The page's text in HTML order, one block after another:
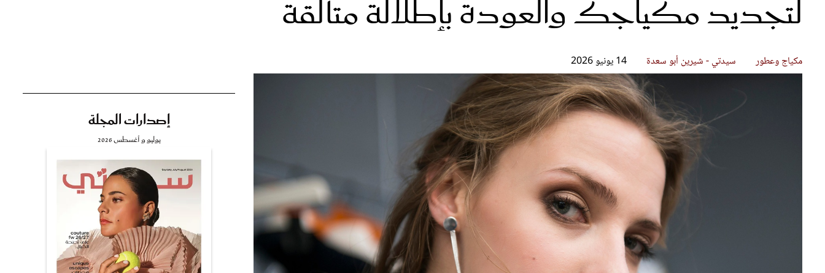
لتجديد مكياجك والعودة بإطلالة متألقة
مكياج وعطور سيدتي - شيرين أبو سعدة 14 يونيو 2026
إصدارات المجلة
يوليو و أغسطس 2026
قصص ملهمة
شباب وبنات
علاقات زوجية
ستايل
تطبيقات سيدتي
دليل السفر
مجلة سيدتي